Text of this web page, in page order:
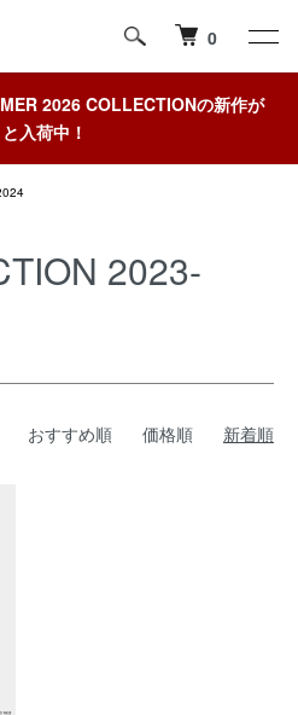
0
2026 COLLECTIONの新作が
入荷中！
2023-
おすすめ順 価格順 新着順